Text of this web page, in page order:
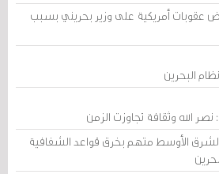
عقوبات أمريكية على وزير بحريني بسبب
البحرين
الله وثقافة تجاوزت الزمن
الأوسط متهم بخرق قواعد الشفافية